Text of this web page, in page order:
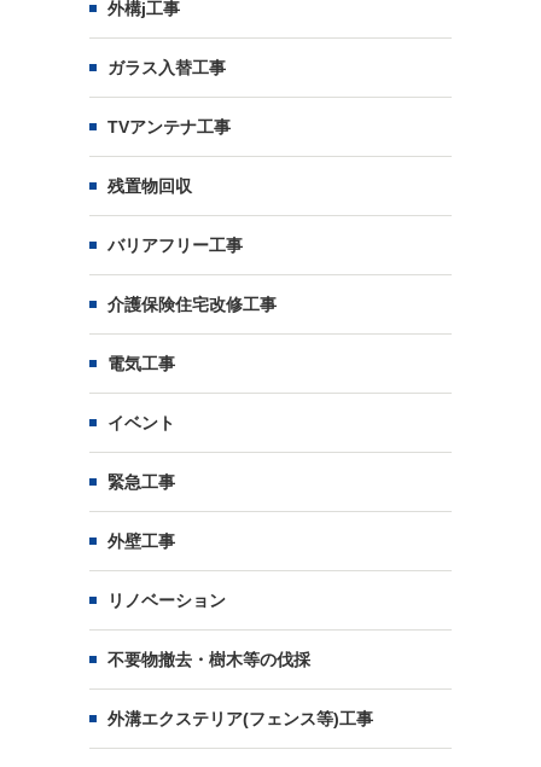
外構j工事
ガラス入替工事
TVアンテナ工事
残置物回収
バリアフリー工事
介護保険住宅改修工事
電気工事
イベント
緊急工事
外壁工事
リノベーション
不要物撤去・樹木等の伐採
外溝エクステリア(フェンス等)工事